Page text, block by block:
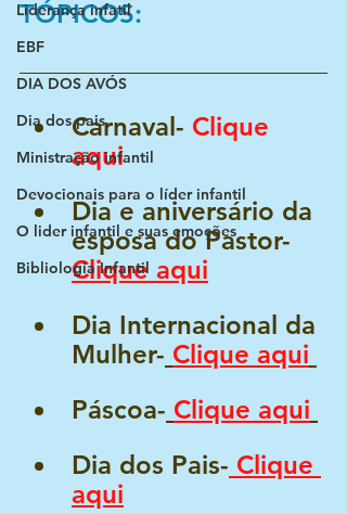
Liderança infatil
EBF
DIA DOS AVÓS
Dia dos pais
Ministração infantil
Devocionais para o líder infantil
O lider infantil e suas emoções
Bibliologia Infantil
TÓPICOS:
Carnaval- Clique
aqui
Dia e aniversário da
esposa do Pastor-
Clique aqui
Dia Internacional da
Mulher- Clique aqui
Páscoa- Clique aqui
Dia dos Pais- Clique
aqui